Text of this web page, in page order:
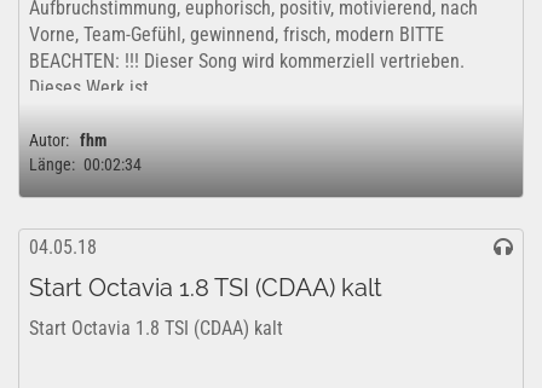
Aufbruchstimmung, euphorisch, positiv, motivierend, nach
Vorne, Team-Gefühl, gewinnend, frisch, modern BITTE
BEACHTEN: !!! Dieser Song wird kommerziell vertrieben.
Dieses Werk ist...
Autor: fhm
Länge: 00:02:34
04.05.18
Start Octavia 1.8 TSI (CDAA) kalt
Start Octavia 1.8 TSI (CDAA) kalt